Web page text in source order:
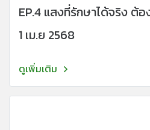
EP.4 แสงที่รักษาได้จริง ต้
1 เม.ย 2568
ดูเพิ่มเติม